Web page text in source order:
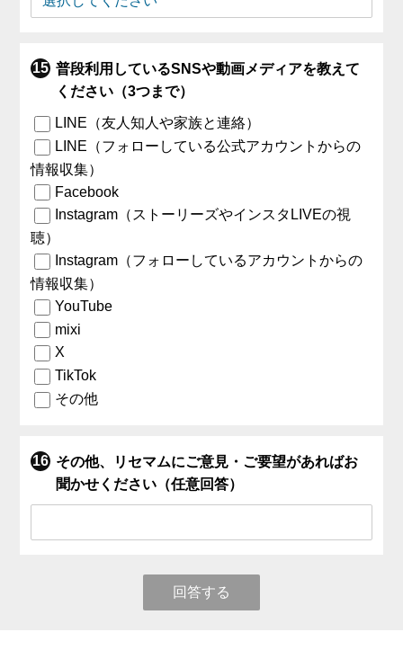
普段利用しているSNSや動画メディアを教えて
ください（3つまで）
LINE（友人知人や家族と連絡）
LINE（フォローしている公式アカウントからの
情報収集）
Facebook
Instagram（ストーリーズやインスタLIVEの視
聴）
Instagram（フォローしているアカウントからの
情報収集）
YouTube
mixi
X
TikTok
その他
その他、リセマムにご意見・ご要望があればお
聞かせください（任意回答）
回答する